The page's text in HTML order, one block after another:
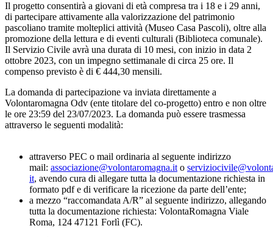
Il progetto consentirà a giovani di età compresa tra i 18 e i 29 anni,
di partecipare attivamente alla valorizzazione del patrimonio
pascoliano tramite molteplici attività (Museo Casa Pascoli), oltre alla
promozione della lettura e di eventi culturali (Biblioteca comunale).
Il Servizio Civile avrà una durata di 10 mesi, con inizio in data 2
ottobre 2023, con un impegno settimanale di circa 25 ore. Il
compenso previsto è di € 444,30 mensili.
La domanda di partecipazione va inviata direttamente a
Volontaromagna Odv (ente titolare del co-progetto) entro e non oltre
le ore 23:59 del 23/07/2023. La domanda può essere trasmessa
attraverso le seguenti modalità:
attraverso PEC o mail ordinaria al seguente indirizzo
mail: associazione@volontaromagna.it o
it, avendo cura di allegare tutta la documentazione richiesta in
formato pdf e di verificare la ricezione da parte dell’ente;
a mezzo “raccomandata A/R” al seguente indirizzo, allegando
tutta la documentazione richiesta: VolontaRomagna Viale
Roma, 124 47121 Forlì (FC).